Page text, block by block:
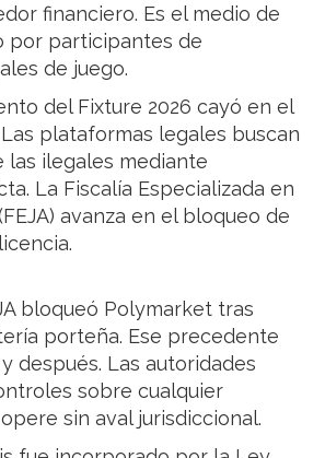
financiero. Es el medio de
por participantes de
de juego.
del Fixture 2026 cayó en el
plataformas legales buscan
las ilegales mediante
La Fiscalía Especializada en
avanza en el bloqueo de
bloqueó Polymarket tras
porteña. Ese precedente
después. Las autoridades
sobre cualquier
sin aval jurisdiccional.